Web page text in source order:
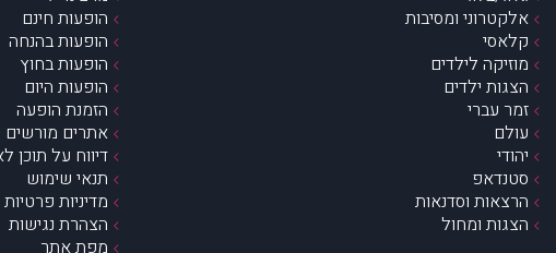
אלקטרוני ומסיבות
קלאסי
מוזיקה לילדים
הצגות ילדים
זמר עברי
עולם
יהודי
סטנדאפ
הרצאות וסדנאות
הצגות ומחול
הופעות חינם
הופעות בהנחה
הופעות בחוץ
הופעות היום
הזמנת הופעה
אתרים מורשים
דיווח על תוכן
תנאי שימוש
מדיניות פרטיות
הצהרת נגישות
מפת אתר